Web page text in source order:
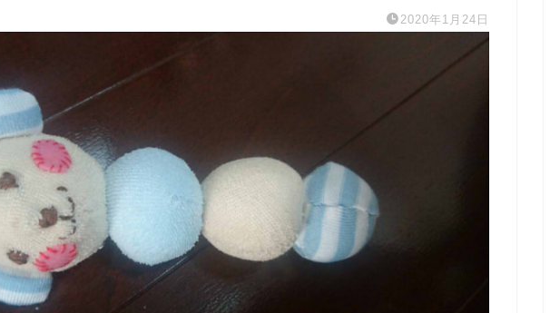
2020年1月24日